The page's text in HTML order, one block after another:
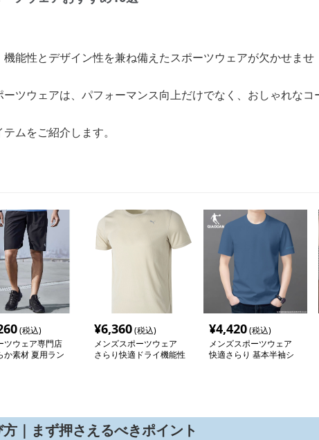
能性とデザイン性を兼ね備えたスポーツウェアが欠かせませ
ツウェアは、パフォーマンス向上だけでなく、おしゃれなコ
ムをご紹介します。
(税込)
ツウェア専門店
か素材 夏用ラン
¥6,360(税込)
メンズスポーツウェア
さらり快適ドライ機能性
¥4,420(税込)
メンズスポーツウェア
快適さらり 基本半袖シ
｜まず押さえるべきポイント